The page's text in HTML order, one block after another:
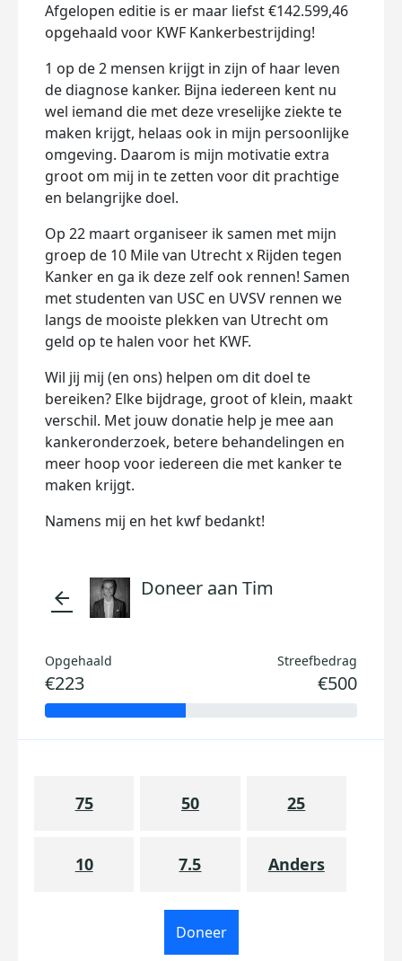
Afgelopen editie is er maar liefst €142.599,46
opgehaald voor KWF Kankerbestrijding!
1 op de 2 mensen krijgt in zijn of haar leven
de diagnose kanker. Bijna iedereen kent nu
wel iemand die met deze vreselijke ziekte te
maken krijgt, helaas ook in mijn persoonlijke
omgeving. Daarom is mijn motivatie extra
groot om mij in te zetten voor dit prachtige
en belangrijke doel.
Op 22 maart organiseer ik samen met mijn
groep de 10 Mile van Utrecht x Rijden tegen
Kanker en ga ik deze zelf ook rennen! Samen
met studenten van USC en UVSV rennen we
langs de mooiste plekken van Utrecht om
geld op te halen voor het KWF.
Wil jij mij (en ons) helpen om dit doel te
bereiken? Elke bijdrage, groot of klein, maakt
verschil. Met jouw donatie help je mee aan
kankeronderzoek, betere behandelingen en
meer hoop voor iedereen die met kanker te
maken krijgt.
Namens mij en het kwf bedankt!
arrow_back Doneer aan Tim
Opgehaald
€223
Streefbedrag
€500
75 50 25
10 7.5 Anders
Doneer